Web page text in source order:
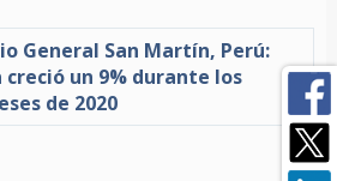
General San Martín, Perú:
un 9% durante los
de 2020